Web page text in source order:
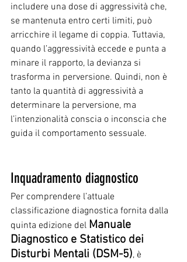
includere una dose di aggressività che,
se mantenuta entro certi limiti, può
arricchire il legame di coppia. Tuttavia,
quando l’aggressività eccede e punta a
minare il rapporto, la devianza si
trasforma in perversione. Quindi, non è
tanto la quantità di aggressività a
determinare la perversione, ma
l’intenzionalità conscia o inconscia che
guida il comportamento sessuale.
Inquadramento diagnostico
Per comprendere l’attuale
classificazione diagnostica fornita dalla
quinta edizione del Manuale
Diagnostico e Statistico dei
Disturbi Mentali (DSM-5), è